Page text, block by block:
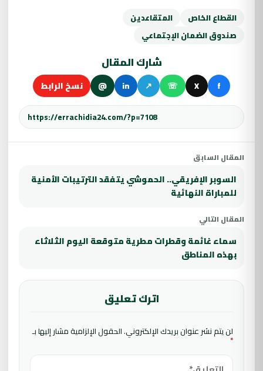
القطاع الخاص
المتقاعدين
صندوق الضمان الإجتماعي
شارك المقال
f
X
☏
↗
in
@ نسخ الرابط
المقال السابق
السوبر الإفريقي.. الحموشي يتفقد الترتيبات الأمنية
للمباراة النهائية
المقال التالي
سماء غائمة وقطرات مطرية متوقعة اليوم الثلاثاء
بهذه المناطق
اترك تعليق
لن يتم نشر عنوان بريدك الإلكتروني.الحقول الإلزامية مشار إليها بـ
*